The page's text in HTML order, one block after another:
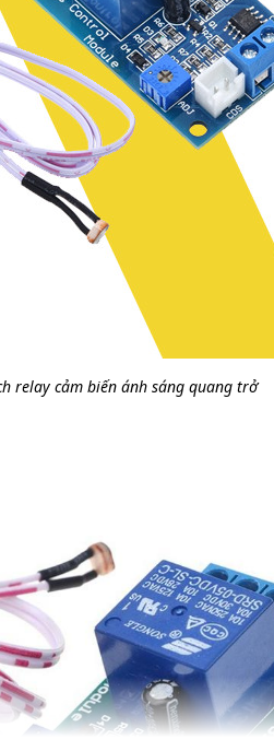
relay cảm biến ánh sáng quang trở